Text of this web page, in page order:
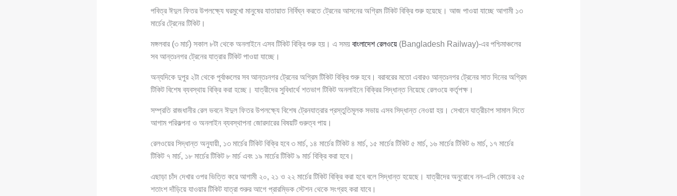
পবিত্র ঈদুল ফিতর উপলক্ষ্যে ঘরমুখো মানুষের যাতায়াত নির্বিঘ্ন করতে ট্রেনের আসনের অগ্রিম টিকিট বিক্রি শুরু হয়েছে। আজ পাওয়া যাচ্ছে আগামী ১৩
মার্চের ট্রেনের টিকিট।
মঙ্গলবার (৩ মার্চ) সকাল ৮টা থেকে অনলাইনে এসব টিকিট বিক্রি শুরু হয়। এ সময় বাংলাদেশ রেলওয়ে(Bangladesh Railway)-এর পশ্চিমাঞ্চলের
সব আন্তঃনগর ট্রেনের যাত্রার টিকিট পাওয়া যাচ্ছে।
অন্যদিকে দুপুর ২টা থেকে পূর্বাঞ্চলের সব আন্তঃনগর ট্রেনের অগ্রিম টিকিট বিক্রি শুরু হবে। বরাবরের মতো এবারও আন্তঃনগর ট্রেনের সাত দিনের অগ্রিম
টিকিট বিশেষ ব্যবস্থায় বিক্রি করা হচ্ছে। যাত্রীদের সুবিধার্থে শতভাগ টিকিট অনলাইনে বিক্রির সিদ্ধান্ত নিয়েছে রেলওয়ে কর্তৃপক্ষ।
সম্প্রতি রাজধানীর রেল ভবনে ঈদুল ফিতর উপলক্ষ্যে বিশেষ ট্রেনযাত্রার প্রস্তুতিমূলক সভায় এসব সিদ্ধান্ত নেওয়া হয়। সেখানে যাত্রীচাপ সামাল দিতে
আগাম পরিকল্পনা ও অনলাইন ব্যবস্থাপনা জোরদারের বিষয়টি গুরুত্ব পায়।
রেলওয়ের সিদ্ধান্ত অনুযায়ী, ১৩ মার্চের টিকিট বিক্রি হবে ৩ মার্চ, ১৪ মার্চের টিকিট ৪ মার্চ, ১৫ মার্চের টিকিট ৫ মার্চ, ১৬ মার্চের টিকিট ৬ মার্চ, ১৭ মার্চের
টিকিট ৭ মার্চ, ১৮ মার্চের টিকিট ৮ মার্চ এবং ১৯ মার্চের টিকিট ৯ মার্চ বিক্রি করা হবে।
এছাড়া চাঁদ দেখার ওপর ভিত্তি করে আগামী ২০, ২১ ও ২২ মার্চের টিকিট বিক্রি করা হবে বলে সিদ্ধান্ত হয়েছে। যাত্রীদের অনুরোধে নন-এসি কোচের ২৫
শতাংশ দাঁড়িয়ে যাওয়ার টিকিট যাত্রা শুরুর আগে প্রারম্ভিক স্টেশন থেকে সংগ্রহ করা যাবে।